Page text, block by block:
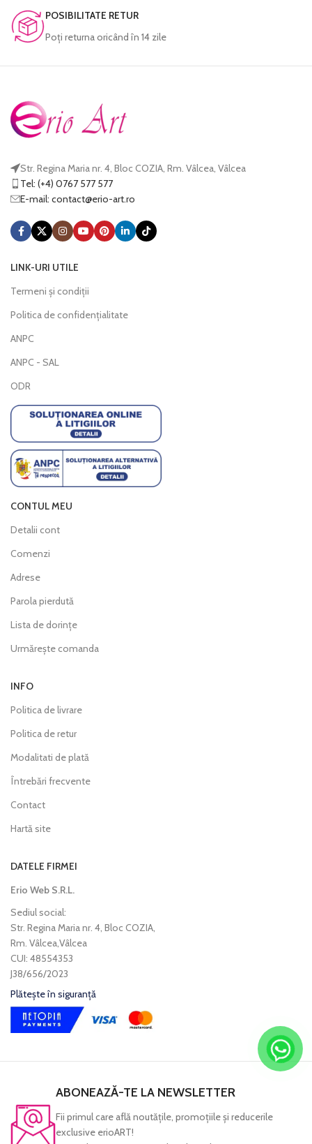
POSIBILITATE RETUR
Poţi returna oricând în 14 zile
Str. Regina Maria nr. 4, Bloc COZIA, Rm. Vâlcea, Vâlcea
Tel: (+4) 0767 577 577
E-mail:
or.tra-oire
@tcatnoc
LINK-URI UTILE
Termeni și condiții
Politica de confidențialitate
ANPC
ANPC - SAL
ODR
CONTUL MEU
Detalii cont
Comenzi
Adrese
Parola pierdută
Lista de dorințe
Urmărește comanda
INFO
Politica de livrare
Politica de retur
Modalitati de plată
Întrebări frecvente
Contact
Hartă site
DATELE FIRMEI
Erio Web S.R.L.
Sediul social:
Str. Regina Maria nr. 4, Bloc COZIA,
Rm. Vâlcea,Vâlcea
CUI: 48554353
J38/656/2023
Plătește în siguranță
ABONEAZĂ-TE LA NEWSLETTER
Fii primul care află noutăţile, promoţiile şi reducerile
exclusive erioART!